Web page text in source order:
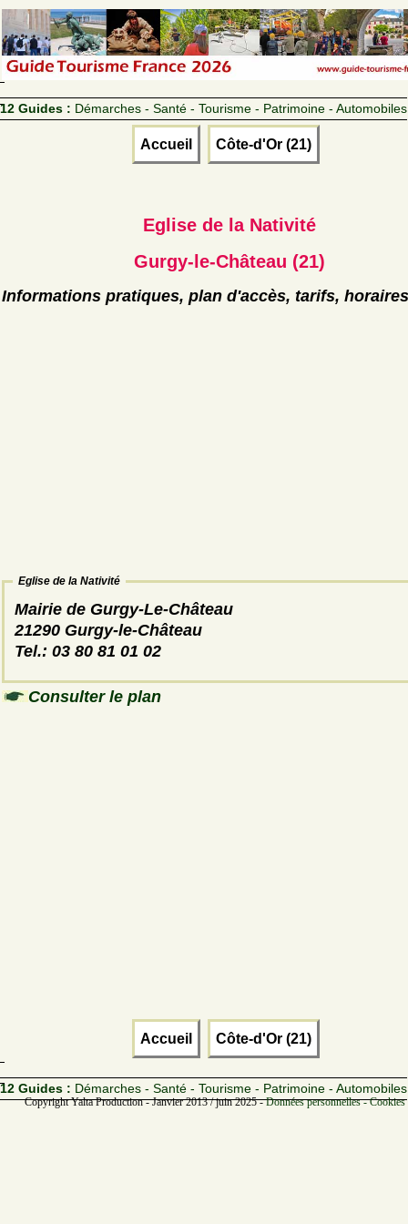
12 Guides : Démarches - Santé - Tourisme - Patrimoine - Automobiles
Accueil Côte-d'Or (21)
Eglise de la Nativité
Gurgy-le-Château (21)
Informations pratiques, plan d'accès, tarifs, horaires
Eglise de la Nativité
Mairie de Gurgy-Le-Château
21290 Gurgy-le-Château
Tel.: 03 80 81 01 02
Consulter le plan
Accueil Côte-d'Or (21)
12 Guides : Démarches - Santé - Tourisme - Patrimoine - Automobiles
Copyright Yalta Production - Janvier 2013 / juin 2025 -Données personnelles -